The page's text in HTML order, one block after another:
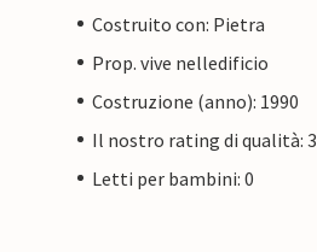
Costruito con: Pietra
Prop. vive nelledificio
Costruzione (anno): 1990
Il nostro rating di qualità: 3
Letti per bambini: 0